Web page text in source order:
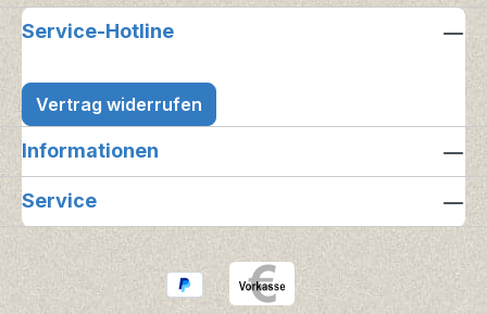
Service-Hotline
Vertrag widerrufen
Informationen
Service